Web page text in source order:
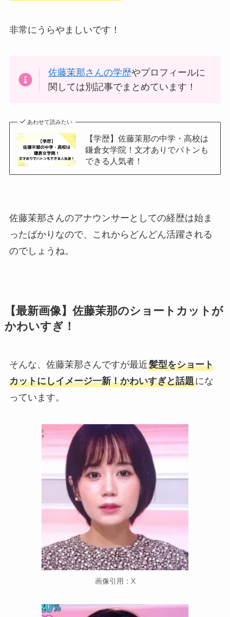
非常にうらやましいです！
佐藤茉那さんの学歴やプロフィールに
関しては別記事でまとめています！
あわせて読みたい
【学歴】佐藤茉那の中学・高校は
鎌倉女学院！文才ありでバトンも
できる人気者！
佐藤茉那さんのアナウンサーとしての経歴は始ま
ったばかりなので、これからどんどん活躍される
のでしょうね。
【最新画像】佐藤茉那のショートカットが
かわいすぎ！
そんな、佐藤茉那さんですが最近髪型をショート
カットにしイメージ一新！かわいすぎと話題にな
っています。
画像引用：X